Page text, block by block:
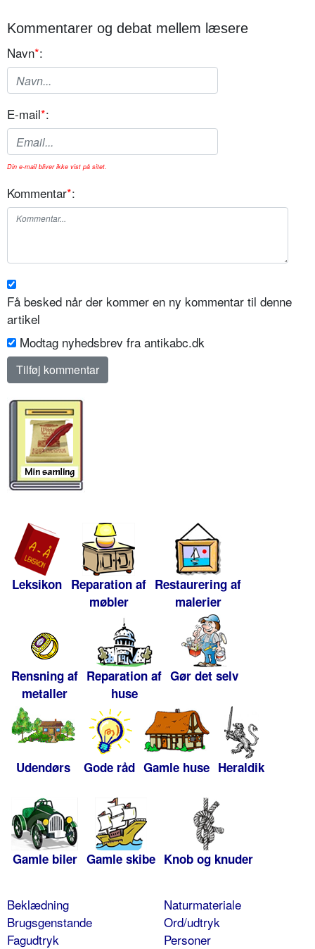
Kommentarer og debat mellem læsere
Navn*:
E-mail*:
Din e-mail bliver ikke vist på sitet.
Kommentar*:
Få besked når der kommer en ny kommentar til denne
artikel
Modtag nyhedsbrev fra antikabc.dk
Leksikon Reparation af
møbler
Restaurering af
malerier
Rensning af
metaller
Reparation af
huse
Gør det selv
Udendørs Gode råd Gamle huse Heraldik
Gamle biler Gamle skibe Knob og knuder
Beklædning
Brugsgenstande
Fagudtryk
Naturmateriale
Ord/udtryk
Personer